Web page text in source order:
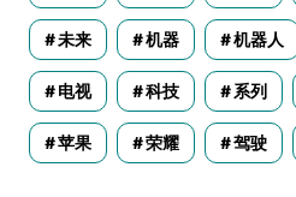
未来 机器 机器人
电视 科技 系列
苹果 荣耀 驾驶